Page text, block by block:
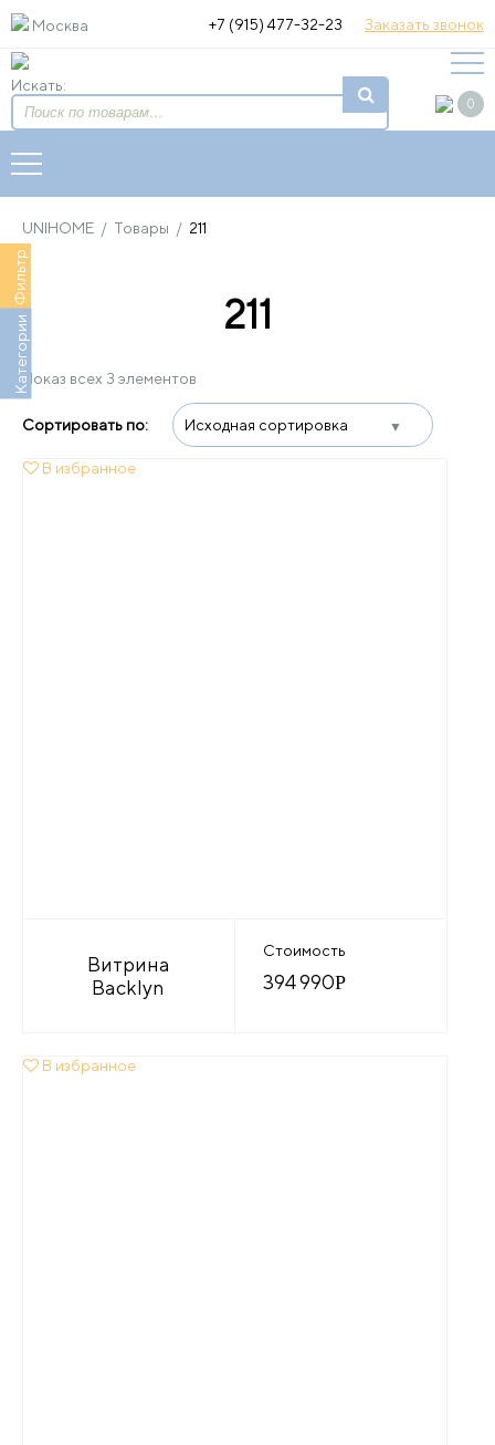
Москва +7 (915) 477-32-23 Заказать звонок
Искать:
0
UNIHOME / Товары / 211
Фильтр
Категории 211
Показ всех 3 элементов
В избранное
Витрина
Backlyn
Стоимость
394 990Р
В избранное